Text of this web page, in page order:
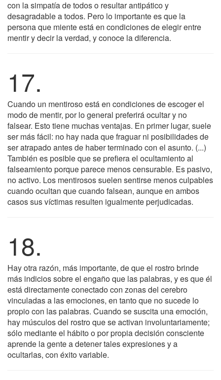
con la simpatía de todos o resultar antipático y
desagradable a todos. Pero lo importante es que la
persona que miente está en condiciones de elegir entre
mentir y decir la verdad, y conoce la diferencia.
17.
Cuando un mentiroso está en condiciones de escoger el
modo de mentir, por lo general preferirá ocultar y no
falsear. Esto tiene muchas ventajas. En primer lugar, suele
ser más fácil: no hay nada que fraguar ni posibilidades de
ser atrapado antes de haber terminado con el asunto. (...)
También es posible que se prefiera el ocultamiento al
falseamiento porque parece menos censurable. Es pasivo,
no activo. Los mentirosos suelen sentirse menos culpables
cuando ocultan que cuando falsean, aunque en ambos
casos sus víctimas resulten igualmente perjudicadas.
18.
Hay otra razón, más importante, de que el rostro brinde
más indicios sobre el engaño que las palabras, y es que él
está directamente conectado con zonas del cerebro
vinculadas a las emociones, en tanto que no sucede lo
propio con las palabras. Cuando se suscita una emoción,
hay músculos del rostro que se activan involuntariamente;
sólo mediante el hábito o por propia decisión consciente
aprende la gente a detener tales expresiones y a
ocultarlas, con éxito variable.